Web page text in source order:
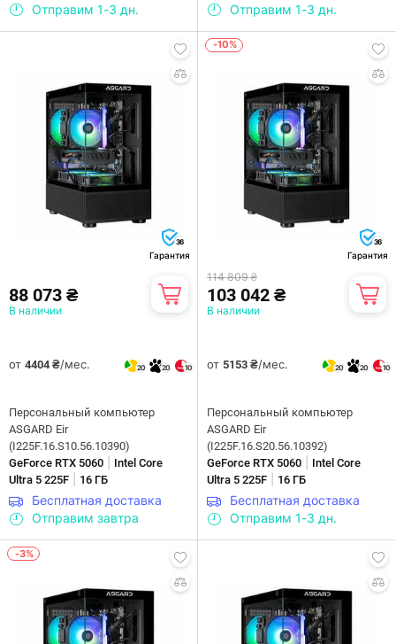
Отправим 1-3 дн.
Отправим 1-3 дн.
36
Гарантия
88 073 ₴
В наличии
от 4404 ₴/мес. 20 20 10
Персональный компьютер
ASGARD Eir
(I225F.16.S10.56.10390)
GeForce RTX 5060
Intel Core
Ultra 5 225F
16 ГБ
Бесплатная доставка
Отправим завтра
-10%
36
Гарантия
114 809 ₴
103 042 ₴
В наличии
от 5153 ₴/мес. 20 20 10
Персональный компьютер
ASGARD Eir
(I225F.16.S20.56.10392)
GeForce RTX 5060
Intel Core
Ultra 5 225F
16 ГБ
Бесплатная доставка
Отправим 1-3 дн.
-3%